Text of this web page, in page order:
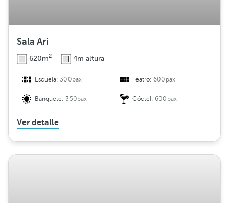
Sala Ari
620m2 4m altura
Escuela:300pax Teatro:600pax
Banquete:350pax Cóctel:600pax
Ver detalle